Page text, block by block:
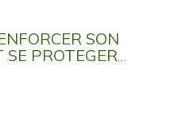
SON
SE PROTEGER
MALADIES